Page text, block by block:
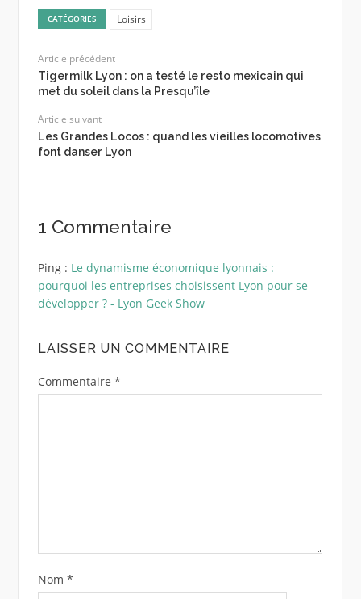
CATÉGORIES Loisirs
Article précédent
Tigermilk Lyon : on a testé le resto mexicain qui
met du soleil dans la Presqu’île
Article suivant
Les Grandes Locos : quand les vieilles locomotives
font danser Lyon
1 Commentaire
Ping : Le dynamisme économique lyonnais :
pourquoi les entreprises choisissent Lyon pour se
développer ? - Lyon Geek Show
LAISSER UN COMMENTAIRE
Commentaire *
Nom *